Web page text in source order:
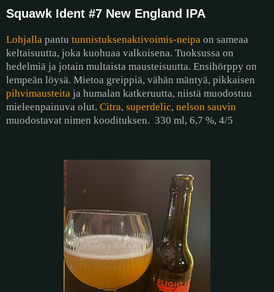
Squawk Ident #7 New England IPA
Lohjalla pantu tunnistuksenaktivoimis-neipa on sameaa
keltaisuutta, joka kuohuaa valkoisena. Tuoksussa on
hedelmiä ja jotain multaista mausteisuutta. Ensihörppy on
lempeän löysä. Mietoa greippiä, vähän mäntyä, pikkaisen
pihvimausteita ja humalan katkeruutta, niistä muodostuu
mieleenpainuva olut. Citra, superdelic, nelson sauvin
muodostavat nimen koodituksen. 330 ml, 6,7 %, 4/5